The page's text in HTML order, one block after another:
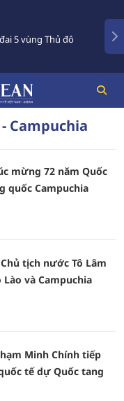
5 vùng Thủ đô
Campuchia
mừng 72 năm Quốc
quốc Campuchia
tịch nước Tô Lâm
và Campuchia
Minh Chính tiếp
tế dự Quốc tang